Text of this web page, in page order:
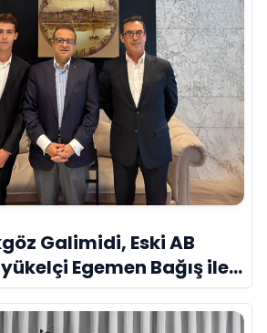
Galimidi, Eski AB
Egemen Bağış ile